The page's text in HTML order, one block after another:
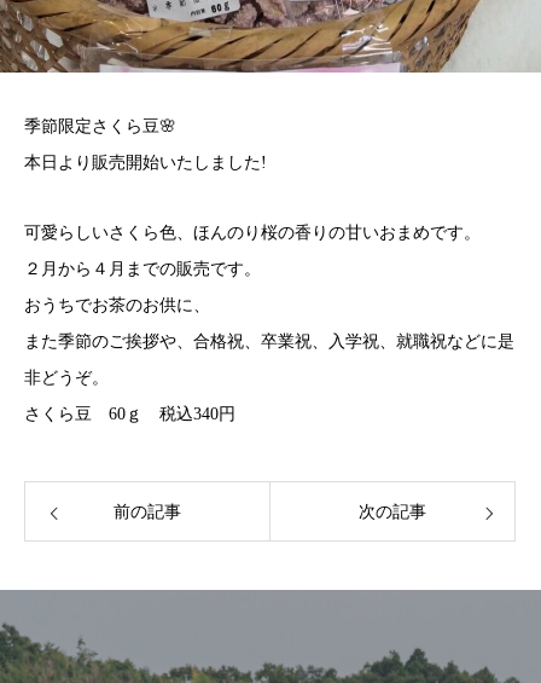
季節限定さくら豆🌸
本日より販売開始いたしました!
可愛らしいさくら色、ほんのり桜の香りの甘いおまめです。
２月から４月までの販売です。
おうちでお茶のお供に、
また季節のご挨拶や、合格祝、卒業祝、入学祝、就職祝などに是
非どうぞ。
さくら豆 60ｇ 税込340円
前の記事 次の記事